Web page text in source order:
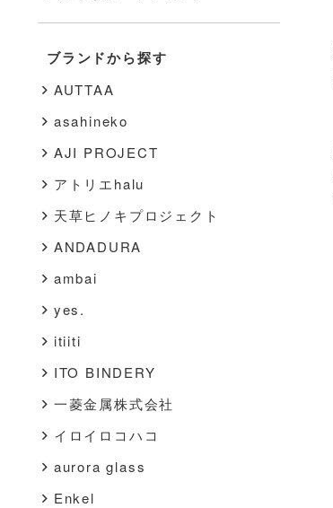
その他
秋・冬
春・夏
ブランドから探す
AUTTAA
asahineko
AJI PROJECT
アトリエhalu
天草ヒノキプロジェクト
ANDADURA
ambai
yes.
itiiti
ITO BINDERY
一菱金属株式会社
イロイロコハコ
aurora glass
Enkel